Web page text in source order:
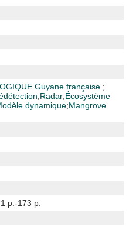
Guyane française ;
;Radar;Écosystème
dynamique;Mangrove
p.-173 p.